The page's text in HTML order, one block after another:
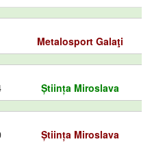
Metalosport Galaţi
Știința Miroslava
Știința Miroslava